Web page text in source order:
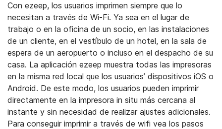
Con ezeep, los usuarios imprimen siempre que lo
necesitan a través de Wi-Fi. Ya sea en el lugar de
trabajo o en la oficina de un socio, en las instalaciones
de un cliente, en el vestíbulo de un hotel, en la sala de
espera de un aeropuerto o incluso en el despacho de su
casa. La aplicación ezeep muestra todas las impresoras
en la misma red local que los usuarios’ dispositivos iOS o
Android. De este modo, los usuarios pueden imprimir
directamente en la impresora in situ más cercana al
instante y sin necesidad de realizar ajustes adicionales.
Para conseguir imprimir a través de wifi vea los pasos